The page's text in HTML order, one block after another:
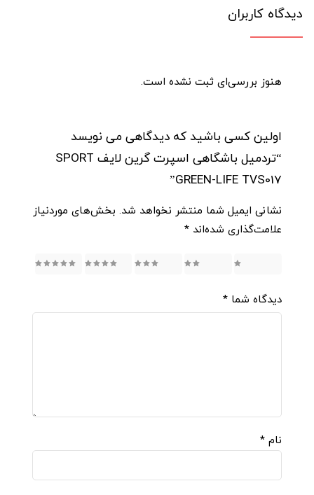
دیدگاه کاربران
هنوز بررسی‌ای ثبت نشده است.
اولین کسی باشید که دیدگاهی می نویسد
“تردمیل باشگاهی اسپرت گرین لایف SPORT
GREEN-LIFE TVS017”
نشانی ایمیل شما منتشر نخواهد شد. بخش‌های موردنیاز
علامت‌گذاری شده‌اند *
5
دیدگاه شما *
نام *